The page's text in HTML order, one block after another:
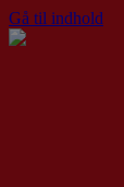
Gå til indhold